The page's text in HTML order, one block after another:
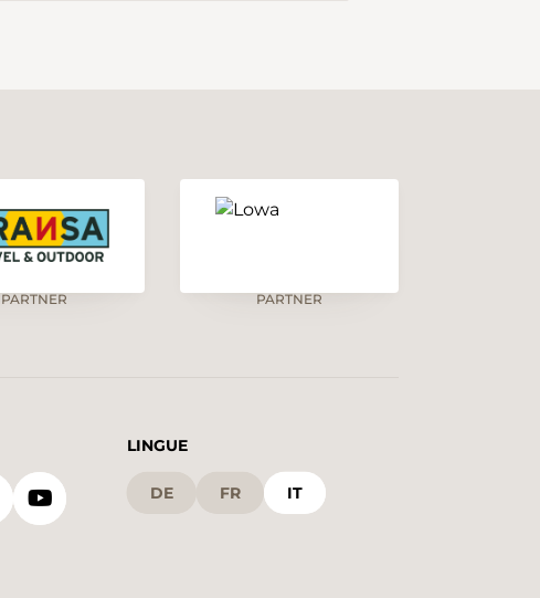
PARTNER PARTNER
LINGUE
DE FR IT